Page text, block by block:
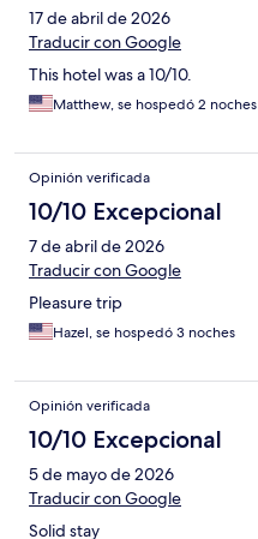
17 de abril de 2026
Traducir con Google
This hotel was a 10/10.
Matthew, se hospedó 2 noches
Opinión verificada
10/10 Excepcional
7 de abril de 2026
Traducir con Google
Pleasure trip
Hazel, se hospedó 3 noches
Opinión verificada
10/10 Excepcional
5 de mayo de 2026
Traducir con Google
Solid stay